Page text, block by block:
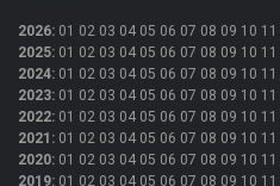
2026: 01 02 03 04 05 06 07 08 09 10 11
2025: 01 02 03 04 05 06 07 08 09 10 11
2024: 01 02 03 04 05 06 07 08 09 10 11
2023: 01 02 03 04 05 06 07 08 09 10 11
2022: 01 02 03 04 05 06 07 08 09 10 11
2021 : 01 02 03 04 05 06 07 08 09 10 11
2020: 01 02 03 04 05 06 07 08 09 10 11
2019: 01 02 03 04 05 06 07 08 09 10 11